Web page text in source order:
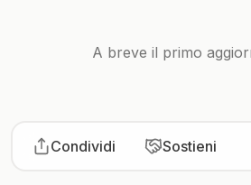
A breve il primo
Condividi Sostieni